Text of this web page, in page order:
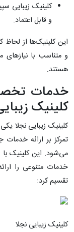
کلینیک زیبایی
و قابل اعتماد.
این کلینیک‌ها از لحاظ
و متناسب با نیازهای
هستند.
خدمات
کلینیک
کلینیک زیبایی نجلا
تمرکز بر ارائه
می‌شود. این کلینیک با
خدمات متنوعی را
تقسیم کرد:
کلینیک زیبایی نجلا